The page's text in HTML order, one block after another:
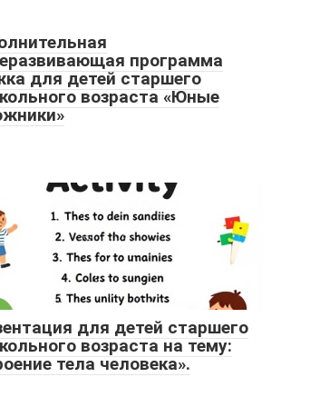
программа
для детей старшего
возраста «Юные
для детей старшего
возраста на тему:
тела человека».